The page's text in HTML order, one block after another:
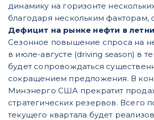
динамику на горизонте
благодаря нескольким факторам,
Дефицит на рынке нефти в
Сезонное повышение спроса на
в июле-августе (driving season) в
будет сопровождаться
сокращением предложения. В
Минэнерго США прекратит
стратегических резервов. Всего
текущего квартала будет